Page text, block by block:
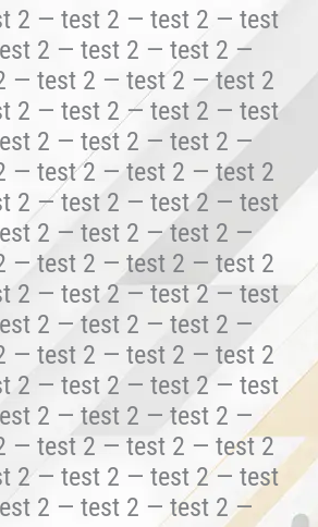
2 — test 2 — test 2 — test
2 — test 2 — test 2 —
— test 2 — test 2 — test 2
2 — test 2 — test 2 — test
2 — test 2 — test 2 —
— test 2 — test 2 — test 2
2 — test 2 — test 2 — test
2 — test 2 — test 2 —
— test 2 — test 2 — test 2
2 — test 2 — test 2 — test
2 — test 2 — test 2 —
— test 2 — test 2 — test 2
2 — test 2 — test 2 — test
2 — test 2 — test 2 —
— test 2 — test 2 — test 2
2 — test 2 — test 2 — test
2 — test 2 — test 2 —